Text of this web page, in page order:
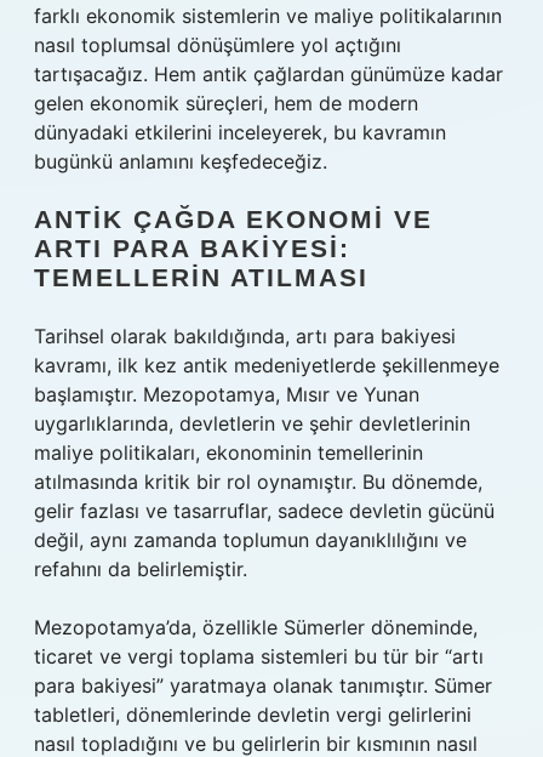
farklı ekonomik sistemlerin ve maliye politikalarının
nasıl toplumsal dönüşümlere yol açtığını
tartışacağız. Hem antik çağlardan günümüze kadar
gelen ekonomik süreçleri, hem de modern
dünyadaki etkilerini inceleyerek, bu kavramın
bugünkü anlamını keşfedeceğiz.
ANTIK ÇAĞDA EKONOMI VE
ARTI PARA BAKIYESI:
TEMELLERIN ATILMASI
Tarihsel olarak bakıldığında, artı para bakiyesi
kavramı, ilk kez antik medeniyetlerde şekillenmeye
başlamıştır. Mezopotamya, Mısır ve Yunan
uygarlıklarında, devletlerin ve şehir devletlerinin
maliye politikaları, ekonominin temellerinin
atılmasında kritik bir rol oynamıştır. Bu dönemde,
gelir fazlası ve tasarruflar, sadece devletin gücünü
değil, aynı zamanda toplumun dayanıklılığını ve
refahını da belirlemiştir.
Mezopotamya’da, özellikle Sümerler döneminde,
ticaret ve vergi toplama sistemleri bu tür bir “artı
para bakiyesi” yaratmaya olanak tanımıştır. Sümer
tabletleri, dönemlerinde devletin vergi gelirlerini
nasıl topladığını ve bu gelirlerin bir kısmının nasıl